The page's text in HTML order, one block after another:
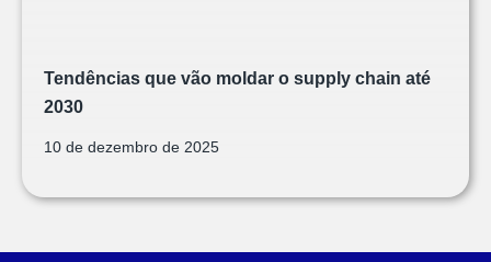
Tendências que vão moldar o supply chain até
2030
10 de dezembro de 2025